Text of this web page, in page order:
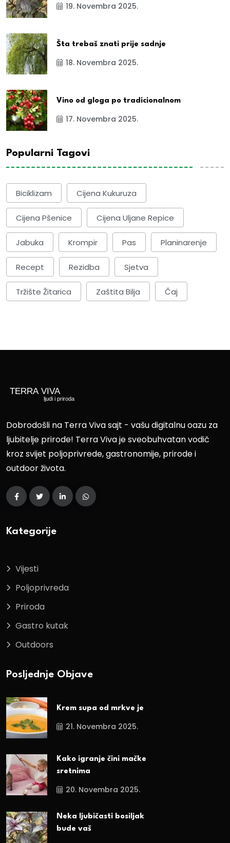
19. Novembra 2025.
Šta trebaš znati prije sadnje
18. Novembra 2025.
Vino od gloga po tradicionalnom
17. Novembra 2025.
Popularni Tagovi
Biciklizam Cijena Kukuruza
Cijena Pšenice Cijena Uljane Repice
Jabuka Krompir Pas Planinarenje
Recept Rezidba Sjetva
Tržište Žitarica Zaštita Bilja Čaj
Dobrodošli na Terra Viva sajt - vašu digitalnu oazu za
ljubitelje prirode! Terra Viva je sveobuhvatan vodič
kroz svijet poljoprivrede, gastronomije, prirode i
outdoor života.
Kategorije
Vijesti
Poljoprivreda
Priroda
Gastro kutak
Outdoors
Posljednje Objave
Krem supa od mrkve je
21. Novembra 2025.
Kako igranje čini mačke
sretnima
20. Novembra 2025.
Neka ljubičasti bosiljak
bude vaš